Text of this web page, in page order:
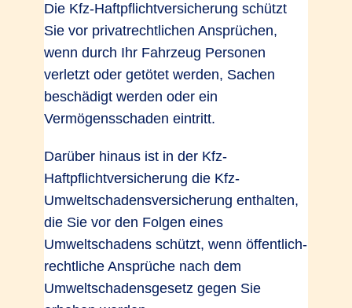
Die Kfz-Haftpflichtversicherung schützt
Sie vor privatrechtlichen Ansprüchen,
wenn durch Ihr Fahrzeug Personen
verletzt oder getötet werden, Sachen
beschädigt werden oder ein
Vermögensschaden eintritt.
Darüber hinaus ist in der Kfz-
Haftpflichtversicherung die Kfz-
Umweltschadensversicherung enthalten,
die Sie vor den Folgen eines
Umweltschadens schützt, wenn öffentlich-
rechtliche Ansprüche nach dem
Umweltschadensgesetz gegen Sie